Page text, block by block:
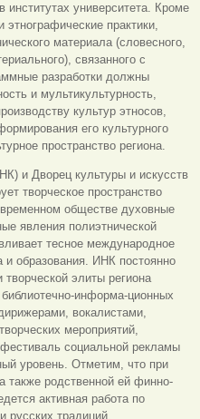
институтах университета. Кроме
практики,
материала (словесного,
связанного с
разработки должны
и мультикультурность,
культур этносов,
его культурного
пространство региона.
и Дворец культуры и искусств
творческое пространство
обществе духовные
явления полиэтнической
тесное международное
и образования. ИНК постоянно
элиты региона
информа-ционных
вокалистами,
мероприятий,
социальной рекламы
уровень. Отметим, что при
также родственной ей финно-
активная работа по
русских традиций.